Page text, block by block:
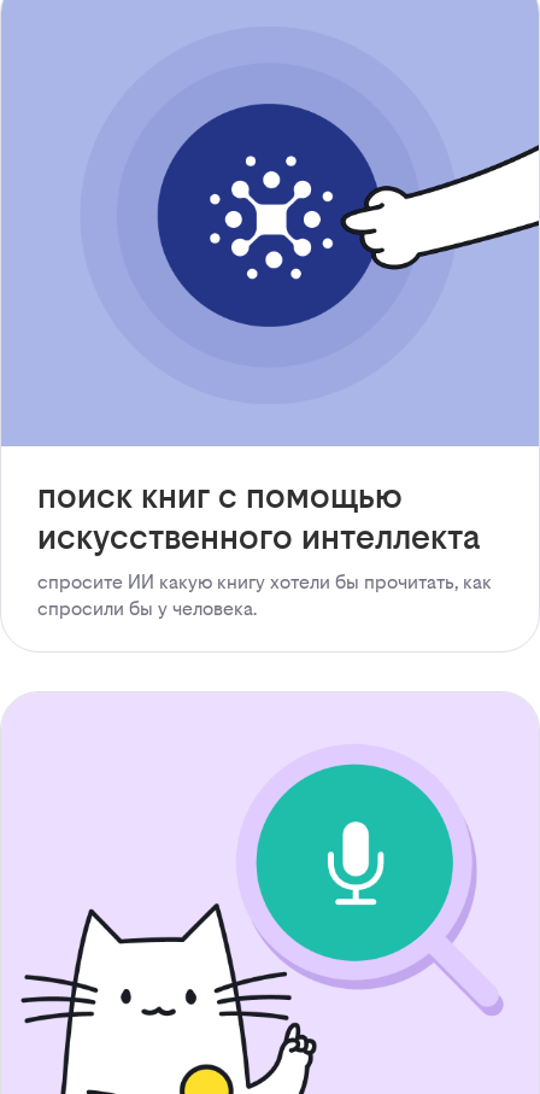
поиск книг с помощью
искусственного интеллекта
спросите ИИ какую книгу хотели бы прочитать, как
спросили бы у человека.